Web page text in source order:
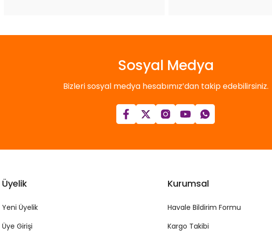
Sosyal Medya
Bizleri sosyal medya hesabımız’dan takip edebilirsiniz.
Üyelik
Yeni Üyelik
Üye Girişi
Kurumsal
Havale Bildirim Formu
Kargo Takibi